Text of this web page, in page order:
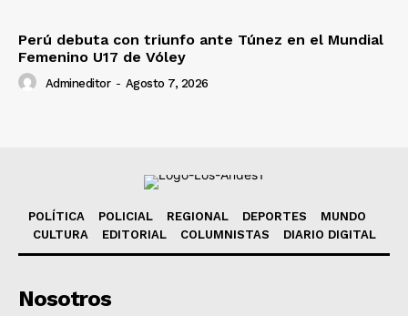
Perú debuta con triunfo ante Túnez en el Mundial
Femenino U17 de Vóley
Admineditor - Agosto 7, 2026
POLÍTICA POLICIAL REGIONAL DEPORTES
MUNDO
CULTURA
EDITORIAL COLUMNISTAS DIARIO DIGITAL
Nosotros